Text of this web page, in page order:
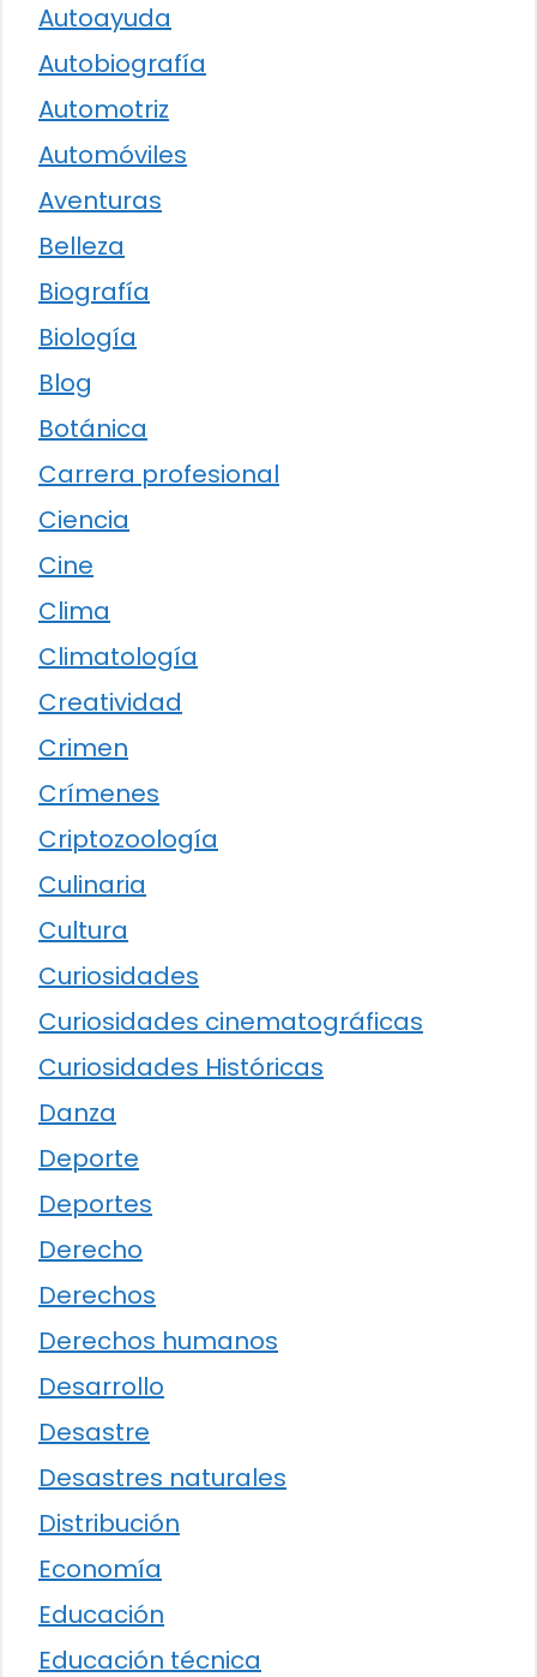
Autoayuda
Autobiografía
Automotriz
Automóviles
Aventuras
Belleza
Biografía
Biología
Blog
Botánica
Carrera profesional
Ciencia
Cine
Clima
Climatología
Creatividad
Crimen
Crímenes
Criptozoología
Culinaria
Cultura
Curiosidades
Curiosidades cinematográficas
Curiosidades Históricas
Danza
Deporte
Deportes
Derecho
Derechos
Derechos humanos
Desarrollo
Desastre
Desastres naturales
Distribución
Economía
Educación
Educación técnica